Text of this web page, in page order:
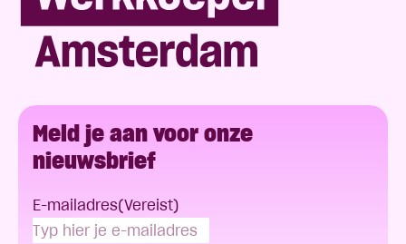
Meld je aan voor onze
nieuwsbrief
E-mailadres(Vereist)